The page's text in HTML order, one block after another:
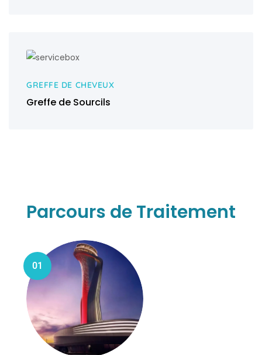
GREFFE DE CHEVEUX
Greffe de Sourcils
Parcours de Traitement
01